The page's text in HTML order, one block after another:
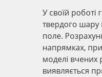
У своїй роботі
твердого шару
поле.
напрямках,
моделі вчених
виявляється